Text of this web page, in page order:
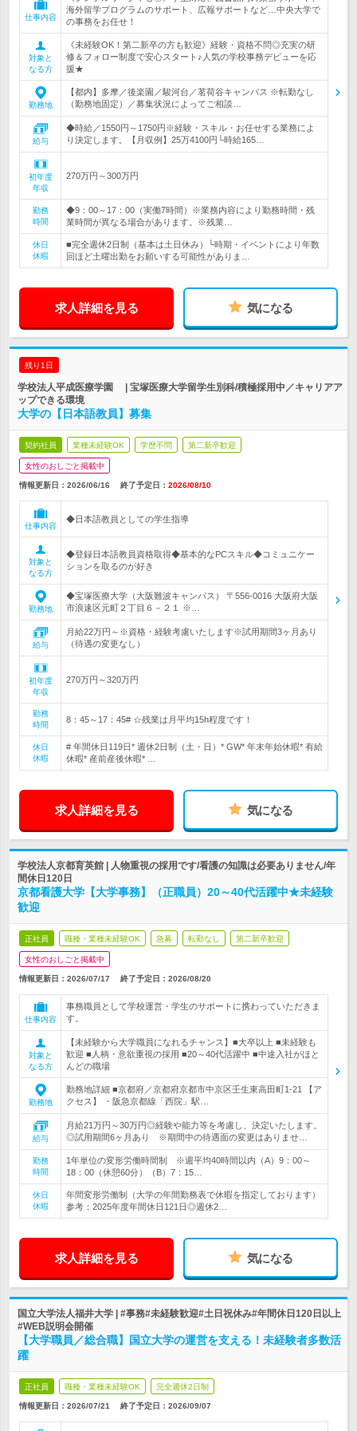
仕事内容
海外留学プログラムのサポート、広報サポートなど…中央大学で
の事務をお任せ！
対象と
なる方
《未経験OK！第二新卒の方も歓迎》経験・資格不問◎充実の研
修＆フォロー制度で安心スタート♪人気の学校事務デビューを応
援★
勤務地
【都内】多摩／後楽園／駿河台／茗荷谷キャンパス ※転勤なし
（勤務地固定）／募集状況によってご相談…
給与
◆時給／1550円～1750円※経験・スキル・お任せする業務によ
り決定します。【月収例】25万4100円└時給165…
初年度
年収
270万円～300万円
勤務
時間
◆9：00～17：00（実働7時間）※業務内容により勤務時間・残
業時間が異なる場合があります。※残業…
休日
休暇
■完全週休2日制（基本は土日休み）└時期・イベントにより年数
回ほど土曜出勤をお願いする可能性がありま…
求人詳細を見る 気になる
残り1日
学校法人平成医療学園 | 宝塚医療大学留学生別科/積極採用中／キャリアア
ップできる環境
大学の【日本語教員】募集
契約社員 業種未経験OK 学歴不問 第二新卒歓迎
女性のおしごと掲載中
情報更新日：2026/06/16 終了予定日： 2026/08/10
仕事内容
◆日本語教員としての学生指導
対象と
なる方
◆登録日本語教員資格取得◆基本的なPCスキル◆コミュニケー
ションを取るのが好き
勤務地
◆宝塚医療大学（大阪難波キャンパス） 〒556-0016 大阪府大阪
市浪速区元町２丁目６－２１ ※…
給与
月給22万円～※資格・経験考慮いたします※試用期間3ヶ月あり
（待遇の変更なし）
初年度
年収
270万円～320万円
勤務
時間
8：45～17：45# ☆残業は月平均15h程度です！
休日
休暇
# 年間休日119日* 週休2日制（土・日）* GW* 年末年始休暇* 有給
休暇* 産前産後休暇* …
求人詳細を見る 気になる
学校法人京都育英館 | 人物重視の採用です/看護の知識は必要ありません/年
間休日120日
京都看護大学【大学事務】（正職員）20～40代活躍中★未経験
歓迎
正社員 職種・業種未経験OK 急募 転勤なし 第二新卒歓迎
女性のおしごと掲載中
情報更新日：2026/07/17 終了予定日： 2026/08/20
仕事内容
事務職員として学校運営・学生のサポートに携わっていただきま
す。
対象と
なる方
【未経験から大学職員になれるチャンス】■大卒以上 ■未経験も
歓迎 ■人柄・意欲重視の採用 ■20～40代活躍中 ■中途入社がほと
んどの職場
勤務地
勤務地詳細 ■京都府／京都府京都市中京区壬生東高田町1-21 【ア
クセス】 ・阪急京都線「西院」駅…
給与
月給21万円～30万円◎経験や能力等を考慮し、決定いたします。
◎試用期間6ヶ月あり ※期間中の待遇面の変更はありませ…
勤務
時間
1年単位の変形労働時間制 ※週平均40時間以内（A）9：00～
18：00（休憩60分）（B）7：15…
休日
休暇
年間変形労働制（大学の年間勤務表で休暇を指定しております）
参考：2025年度年間休日121日◎週休2…
求人詳細を見る 気になる
国立大学法人福井大学 | #事務#未経験歓迎#土日祝休み#年間休日120日以上
#WEB説明会開催
【大学職員／総合職】国立大学の運営を支える！未経験者多数活
躍
正社員 職種・業種未経験OK 完全週休2日制
情報更新日：2026/07/21 終了予定日： 2026/09/07